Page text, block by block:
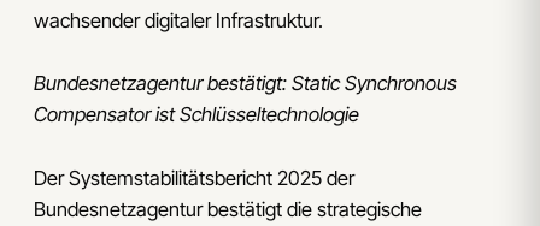
wachsender digitaler Infrastruktur.
Bundesnetzagentur bestätigt: Static Synchronous
Compensator ist Schlüsseltechnologie
Der Systemstabilitätsbericht 2025 der
Bundesnetzagentur bestätigt die strategische